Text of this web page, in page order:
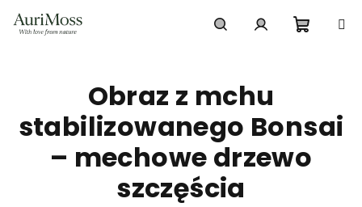
się
Obraz z mchu
stabilizowanego Bonsai
– mechowe drzewo
szczęścia